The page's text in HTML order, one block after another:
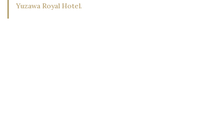
Yuzawa Royal Hotel.